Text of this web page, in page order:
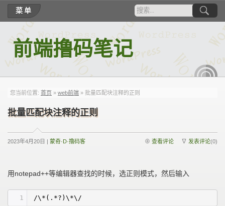
菜单
前端撸码笔记
您当前位置: 首页 » web前端 » 批量匹配块注释的正则
批量匹配块注释的正则
2023年4月20日 | 蒙奇·D·撸码客 ∇ 发表评论(0)
⊕ 查看评论
用notepad++等编辑器查找的时候，选正则模式，然后输入
1 /\*(.*?)\*\/